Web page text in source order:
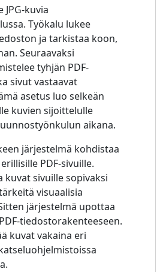
JPG-kuvia
Työkalu lukee
ja tarkistaa koon,
Seuraavaksi
tyhjän PDF-
sivut vastaavat
asetus luo selkeän
kuvien sijoittelulle
aikana.
järjestelmä kohdistaa
PDF-sivuille.
kuvat sivuille sopivaksi
visuaalisia
järjestelmä upottaa
tiedostorakenteeseen.
kuvat vakaina eri